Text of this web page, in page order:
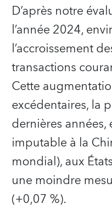
D’après notre
l’année 2024,
l’accroissement
transactions
Cette
excédentaires, la
dernières
imputable à la
mondial), aux
une moindre
(+0,07 %).